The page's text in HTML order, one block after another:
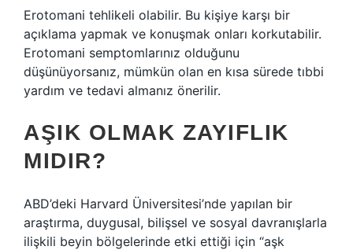
Erotomani tehlikeli olabilir. Bu kişiye karşı bir
açıklama yapmak ve konuşmak onları korkutabilir.
Erotomani semptomlarınız olduğunu
düşünüyorsanız, mümkün olan en kısa sürede tıbbi
yardım ve tedavi almanız önerilir.
AŞIK OLMAK ZAYIFLIK
MIDIR?
ABD’deki Harvard Üniversitesi’nde yapılan bir
araştırma, duygusal, bilişsel ve sosyal davranışlarla
ilişkili beyin bölgelerinde etki ettiği için “aşk